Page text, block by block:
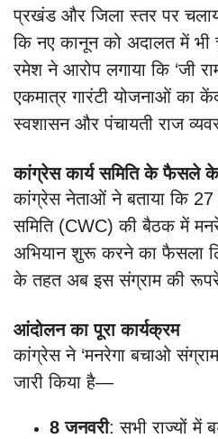
प्रखंड और जिला स्तर पर
कि नए कानून को अदालत में भी
रमेश ने आरोप लगाया कि ‘जी
एकमात्र गारंटी योजनाओं का
स्वशासन और पंचायती राज
कांग्रेस कार्य समिति के फैसले के
कांग्रेस नेताओं ने बताया कि 27
समिति (CWC) की बैठक में
अभियान शुरू करने का फैसला
के तहत अब इस संग्राम की
आंदोलन का पूरा कार्यक्रम
कांग्रेस ने ‘मनरेगा बचाओ
जारी किया है—
8 जनवरी: सभी राज्यों में